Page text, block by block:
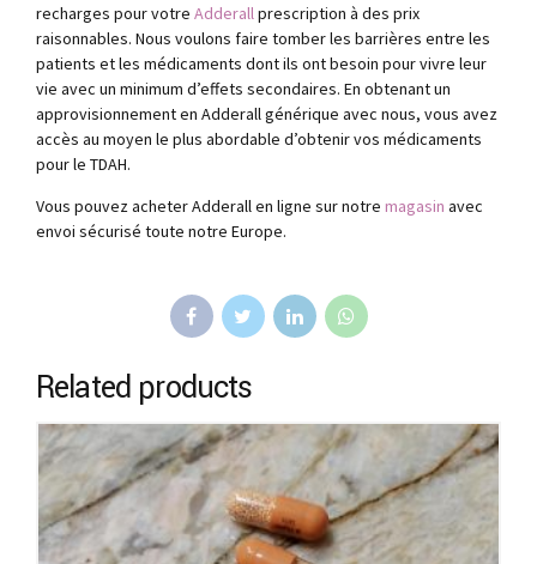
recharges pour votre Adderallprescription à des prix
raisonnables. Nous voulons faire tomber les barrières entre les
patients et les médicaments dont ils ont besoin pour vivre leur
vie avec un minimum d’effets secondaires. En obtenant un
approvisionnement en Adderall générique avec nous, vous avez
accès au moyen le plus abordable d’obtenir vos médicaments
pour le TDAH.
Vous pouvez acheter Adderall en ligne sur notre magasin avec
envoi sécurisé toute notre Europe.
Related products